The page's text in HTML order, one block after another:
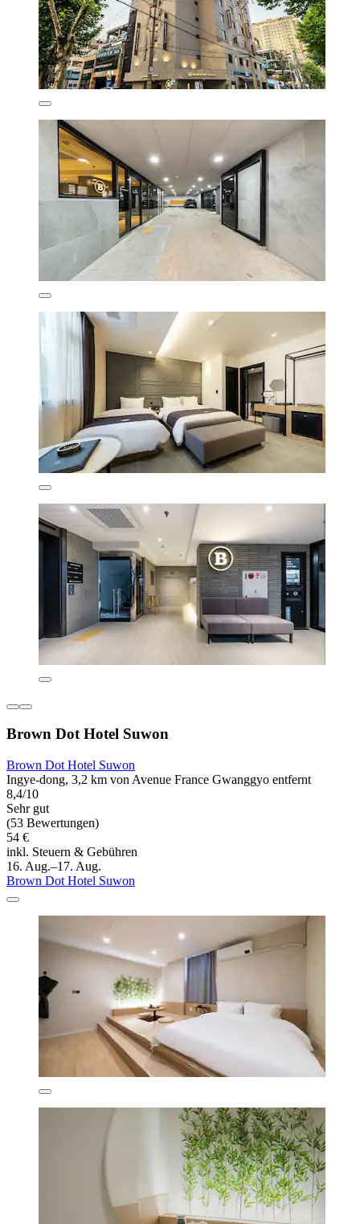
Brown Dot Hotel Suwon
Brown Dot Hotel Suwon
Ingye-dong, 3,2 km von Avenue France Gwanggyo entfernt
8,4/10
Sehr gut
(53 Bewertungen)
54 €
inkl. Steuern & Gebühren
16. Aug.–17. Aug.
Brown Dot Hotel Suwon